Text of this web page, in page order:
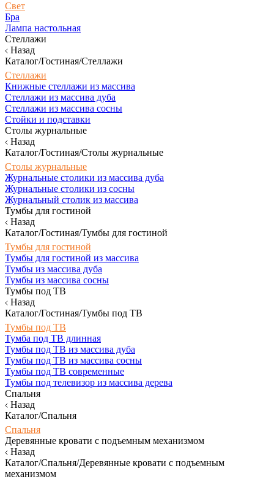
Свет
Бра
Лампа настольная
Стеллажи
Назад
Каталог/Гостиная/Стеллажи
Стеллажи
Книжные стеллажи из массива
Стеллажи из массива дуба
Стеллажи из массива сосны
Стойки и подставки
Столы журнальные
Назад
Каталог/Гостиная/Столы журнальные
Столы журнальные
Журнальные столики из массива дуба
Журнальные столики из сосны
Журнальный столик из массива
Тумбы для гостиной
Назад
Каталог/Гостиная/Тумбы для гостиной
Тумбы для гостиной
Тумбы для гостиной из массива
Тумбы из массива дуба
Тумбы из массива сосны
Тумбы под ТВ
Назад
Каталог/Гостиная/Тумбы под ТВ
Тумбы под ТВ
Тумба под ТВ длинная
Тумбы под ТВ из массива дуба
Тумбы под ТВ из массива сосны
Тумбы под ТВ современные
Тумбы под телевизор из массива дерева
Спальня
Назад
Каталог/Спальня
Спальня
Деревянные кровати с подъемным механизмом
Назад
Каталог/Спальня/Деревянные кровати с подъемным
механизмом